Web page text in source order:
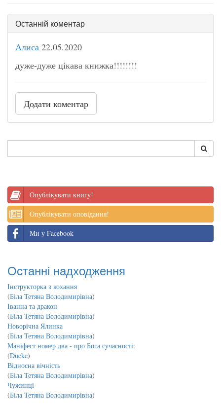
Останній коментар
Алиса 22.05.2020
дуже-дуже цікава книжка!!!!!!!!
Додати коментар
Опублікувати книгу!
Опублікувати оповідання!
Ми у Facebook
Останні надходження
Інструкторка з кохання
(Біла Тетяна Володимирівна)
Іванна та дракон
(Біла Тетяна Володимирівна)
Новорічна Ялинка
(Біла Тетяна Володимирівна)
Маніфест номер два - про Бога сучасності:
(Ducke)
Відносна вічність
(Біла Тетяна Володимирівна)
Чужинці
(Біла Тетяна Володимирівна)